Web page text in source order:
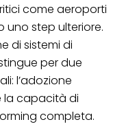
come aeroporti
uno step ulteriore.
di sistemi di
per due
l’adozione
la capacità di
completa.